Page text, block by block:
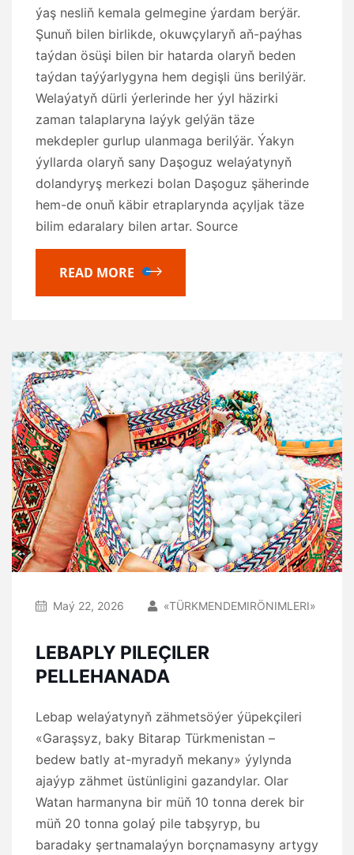
ýaş nesliň kemala gelmegine ýardam berýär.
Şunuň bilen birlikde, okuwçylaryň aň-paýhas
taýdan ösüşi bilen bir hatarda olaryň beden
taýdan taýýarlygyna hem degişli üns berilýär.
Welaýatyň dürli ýerlerinde her ýyl häzirki
zaman talaplaryna laýyk gelýän täze
mekdepler gurlup ulanmaga berilýär. Ýakyn
ýyllarda olaryň sany Daşoguz welaýatynyň
dolandyryş merkezi bolan Daşoguz şäherinde
hem-de onuň käbir etraplarynda açyljak täze
bilim edaralary bilen artar. Source
READ MORE
Maý 22, 2026 «TÜRKMENDEMIRÖNIMLERI»
LEBAPLY PILEÇILER
PELLEHANADA
Lebap welaýatynyň zähmetsöýer ýüpekçileri
«Garaşsyz, baky Bitarap Türkmenistan –
bedew batly at-myradyň mekany» ýylynda
ajaýyp zähmet üstünligini gazandylar. Olar
Watan harmanyna bir müň 10 tonna derek bir
müň 20 tonna golaý pile tabşyryp, bu
baradaky şertnamalaýyn borçnamasyny artygy